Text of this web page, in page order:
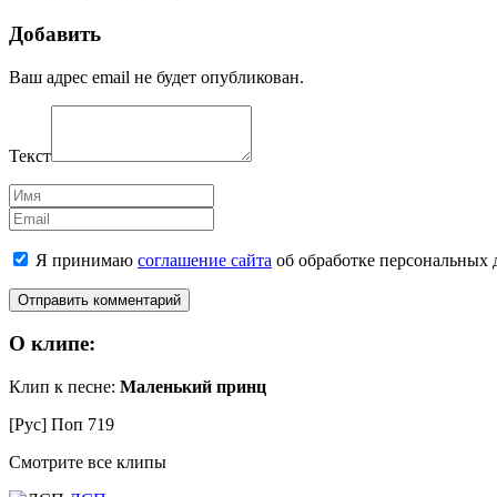
Добавить
Ваш адрес email не будет опубликован.
Текст
Имя
Email
Я принимаю соглашение сайта об обработке персональных
О клипе:
Клип к песне: Маленький принц
[Рус] Поп 719
Смотрите все клипы